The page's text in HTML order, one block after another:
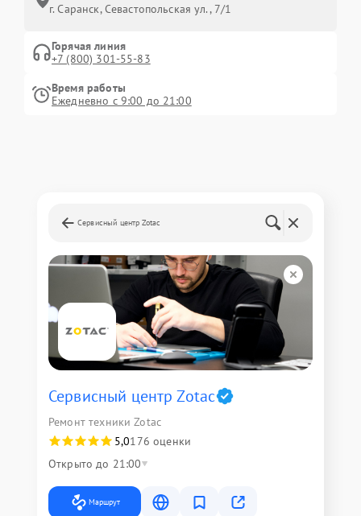
г. Саранск, Севастопольская ул., 7/1
Горячая линия
+7 (800) 301-55-83
Время работы
Ежедневно с 9:00 до 21:00
Сервисный центр Zotac
Сервисный центр Zotac
Ремонт техники Zotac
5,0176 оценки
Открыто до 21:00
Маршрут